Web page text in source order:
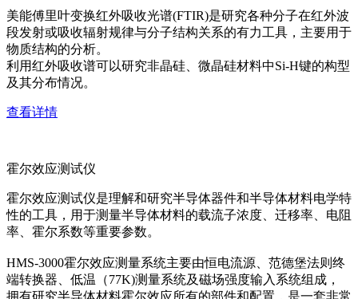
美能傅里叶变换红外吸收光谱(FTIR)是研究各种分子在红外波
段发射或吸收辐射规律与分子结构关系的有力工具，主要用于
物质结构的分析。
利用红外吸收谱可以研究非晶硅、微晶硅材料中Si-H键的构型
及其分布情况。
查看详情
霍尔效应测试仪
霍尔效应测试仪是理解和研究半导体器件和半导体材料电学特
性的工具，用于测量半导体材料的载流子浓度、迁移率、电阻
率、霍尔系数等重要参数。
HMS-3000霍尔效应测量系统主要由恒电流源、范德堡法则终
端转换器、低温（77K)测量系统及磁场强度输入系统组成，
拥有研究半导体材料霍尔效应所有的部件和配置，是一套非常